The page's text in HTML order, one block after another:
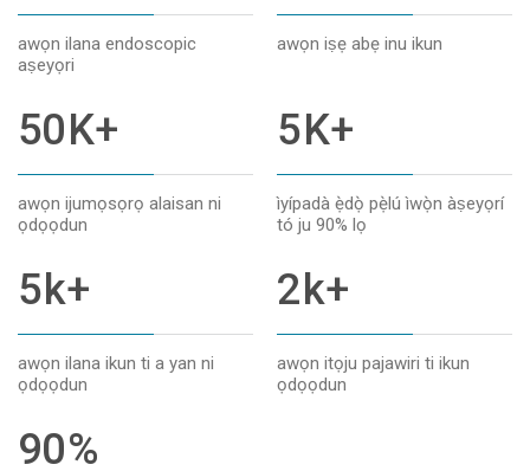
awọn ilana endoscopic
aṣeyọri
awọn iṣẹ abẹ inu ikun
50K+
awọn ijumọsọrọ alaisan ni
ọdọọdun
5K+
ìyípadà ẹ̀dọ̀ pẹ̀lú ìwọ̀n àṣeyọrí
tó ju 90% lọ
5k+
awọn ilana ikun ti a yan ni
ọdọọdun
2 k+
awọn itọju pajawiri ti ikun
ọdọọdun
90%